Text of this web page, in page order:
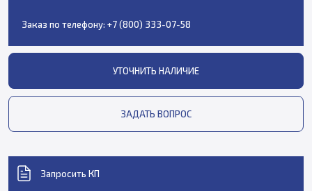
Заказ по телефону: +7 (800) 333-07-58
УТОЧНИТЬ НАЛИЧИЕ
ЗАДАТЬ ВОПРОС
Запросить КП